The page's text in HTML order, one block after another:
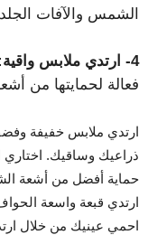
الشمس والآفات
4- ارتدي ملابس واقية:
فعالة لحمايتها من
ارتدي ملابس خفيفة
ذراعيك وساقيك. اختاري
حماية أفضل من أشعة
ارتدي قبعة واسعة